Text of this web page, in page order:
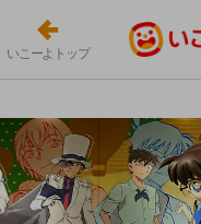
いこーよトップ